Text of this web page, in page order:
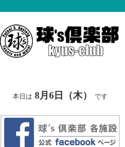
本日は 8月6日（木） です